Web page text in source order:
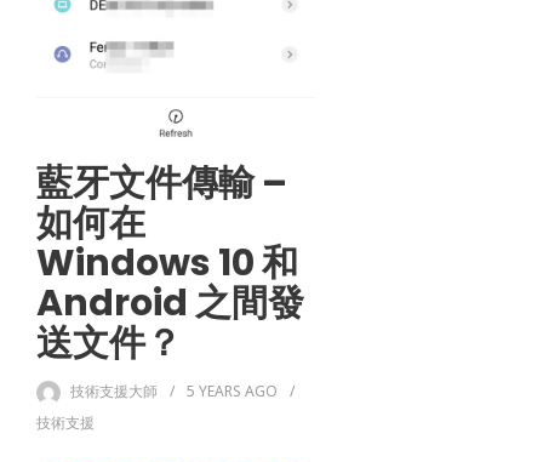
藍牙文件傳輸 –
如何在
Windows 10 和
Android 之間發
送文件？
技術支援大師 5 YEARS AGO
技術支援